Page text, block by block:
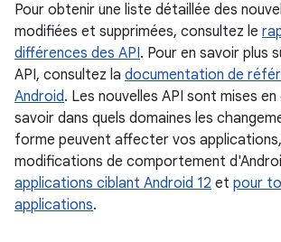
Pour obtenir une liste détaillée des
modifiées et supprimées, consultez le
différences des API. Pour en savoir plus
API, consultez la documentation de
Android. Les nouvelles API sont mises
savoir dans quels domaines les
forme peuvent affecter vos
modifications de comportement
applications ciblant Android 12 et pour
applications.